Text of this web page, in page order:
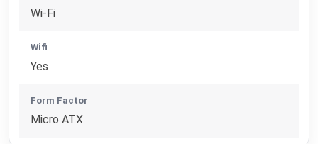
Wi-Fi
Wifi
Yes
Form Factor
Micro ATX